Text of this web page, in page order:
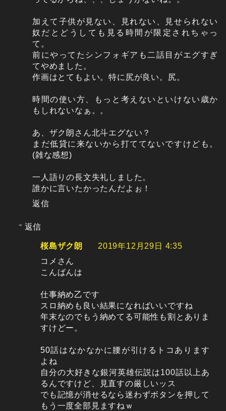
加えて子供が見ない、見れない、見せられない
奴だとどうしても見る時間が限定されちゃっ
て。
前にやってたシンフォギアも二話目がエグすぎ
てやめました。
作画はとてもよい。特に尻が良い。尻。
時間の使い方、もっと考えないといけない歳か
もしれないなぁ。。
あ、ザク朗さん北斗エグない？
まだ低貸に来ないから打ててないですけども。
(雑な感想)
一人語りの長文失礼しました。
誰かに言いたかったんだよぉ！
返信
返信
桜島ザク朗
2019年12月29日 4:35
コメさん
こんばんは
仕事納め乙です
スロ納めも良い結果になればいいですね
年末なのでもう納めてる可能性も割とありま
すけどー。
50話はなかなかに腰が引けるトコあります
よね
自分の大好きな銀河英雄伝説は100話以上あ
るんですけど、見直すの厳しいッス
でも記憶が消せるなら迷わずボタンを押して
もう一度全部見ますねｗ